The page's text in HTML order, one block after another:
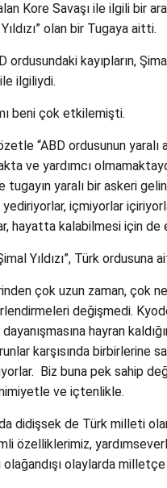
Kore Savaşı ile ilgili bir
olan bir Tugaya aitti.
ordusundaki kayıpların,
ilgiliydi.
beni çok etkilemişti.
“ABD ordusunun
ve yardımcı
yaralı bir askeri
yediriyorlar, içmiyorlar
hayatta kalabilmesi için de
Yıldızı”, Türk ordusuna
çok uzun zaman, çok
değişmedi.
hayran
karşısında birbirlerine
Biz buna pek sahip
ve içtenlikle.
didişsek de Türk milleti
özelliklerimiz,
olaylarda